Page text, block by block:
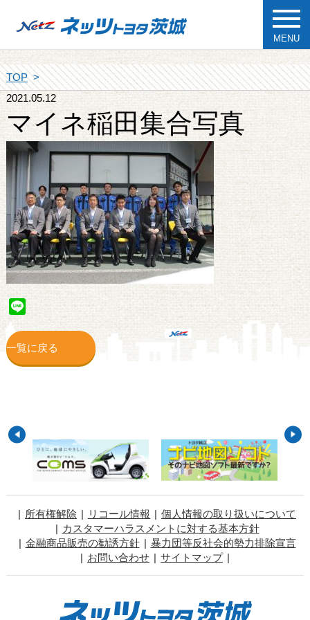
MENU
TOP
2021.05.12
マイネ稲田集合写真
Line
一覧に戻る
所有権解除 リコール情報
個人情報の取り扱いについて
カスタマーハラスメントに対する基本方針
金融商品販売の勧誘方針
暴力団等反社会的勢力排除宣言
お問い合わせ
サイトマップ